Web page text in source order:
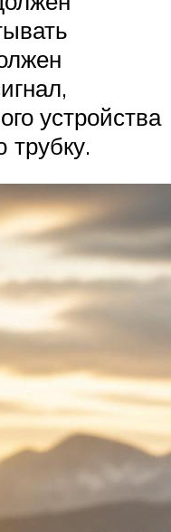
устройства
трубку.